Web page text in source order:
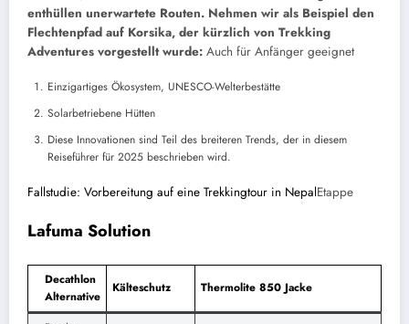
enthüllen unerwartete Routen. Nehmen wir als Beispiel den
Flechtenpfad auf Korsika, der kürzlich von Trekking
Adventures vorgestellt wurde: Auch für Anfänger geeignet
Einzigartiges Ökosystem, UNESCO-Welterbestätte
Solarbetriebene Hütten
Diese Innovationen sind Teil des breiteren Trends, der in diesem
Reiseführer für 2025 beschrieben wird.
Fallstudie: Vorbereitung auf eine Trekkingtour in NepalEtappe
Lafuma Solution
Decathlon
Alternative
Kälteschutz Thermolite 850 Jacke